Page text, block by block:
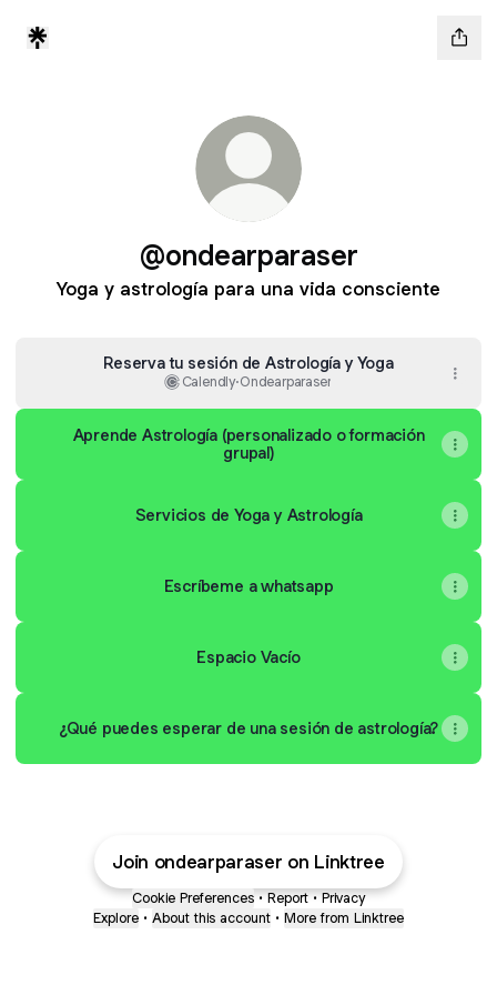
@ondearparaser
Yoga y astrología para una vida consciente
Reserva tu sesión de Astrología y Yoga
Calendly·Ondearparaser
Aprende Astrología (personalizado o formación
grupal)
Servicios de Yoga y Astrología
Escríbeme a whatsapp
Espacio Vacío
¿Qué puedes esperar de una sesión de astrología?
Join ondearparaser on Linktree
Cookie Preferences • Report • Privacy
Explore • About this account • More from Linktree